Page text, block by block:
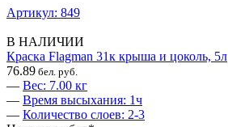
Артикул: 849
В НАЛИЧИИ
Краска Flagman 31к крыша и цоколь, 5л
76.89 бел. руб.
— Вес: 7.00 кг
— Время высыхания: 1ч
— Количество слоев: 2-3